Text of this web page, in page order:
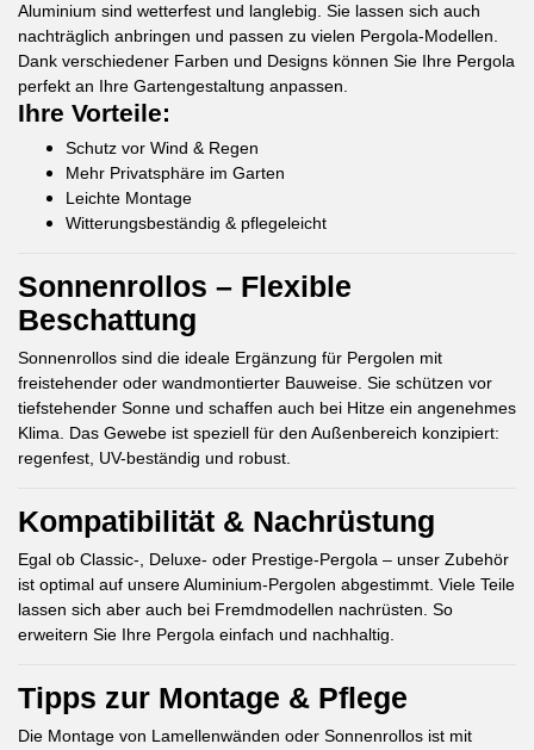
Aluminium sind wetterfest und langlebig. Sie lassen sich auch
nachträglich anbringen und passen zu vielen Pergola-Modellen.
Dank verschiedener Farben und Designs können Sie Ihre Pergola
perfekt an Ihre Gartengestaltung anpassen.
Ihre Vorteile:
Schutz vor Wind & Regen
Mehr Privatsphäre im Garten
Leichte Montage
Witterungsbeständig & pflegeleicht
Sonnenrollos – Flexible
Beschattung
Sonnenrollos sind die ideale Ergänzung für Pergolen mit
freistehender oder wandmontierter Bauweise. Sie schützen vor
tiefstehender Sonne und schaffen auch bei Hitze ein angenehmes
Klima. Das Gewebe ist speziell für den Außenbereich konzipiert:
regenfest, UV-beständig und robust.
Kompatibilität & Nachrüstung
Egal ob Classic-, Deluxe- oder Prestige-Pergola – unser Zubehör
ist optimal auf unsere Aluminium-Pergolen abgestimmt. Viele Teile
lassen sich aber auch bei Fremdmodellen nachrüsten. So
erweitern Sie Ihre Pergola einfach und nachhaltig.
Tipps zur Montage & Pflege
Die Montage von Lamellenwänden oder Sonnenrollos ist mit